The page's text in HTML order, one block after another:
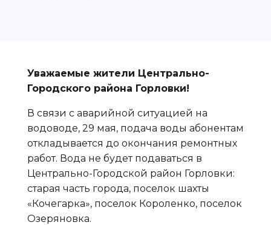
Уважаемые жители Центрально-
Городского района Горловки!
В связи с аварийной ситуацией на
водоводе, 29 мая, подача воды абонентам
откладывается до окончания ремонтных
работ. Вода не будет подаваться в
Центрально-Городской район Горловки:
старая часть города, поселок шахты
«Кочегарка», поселок Короленко, поселок
Озеряновка.